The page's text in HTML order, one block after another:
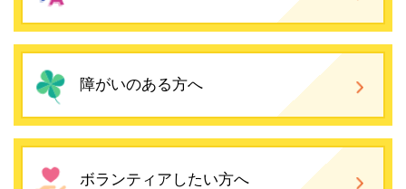
障がいのある方へ
ボランティアしたい方へ